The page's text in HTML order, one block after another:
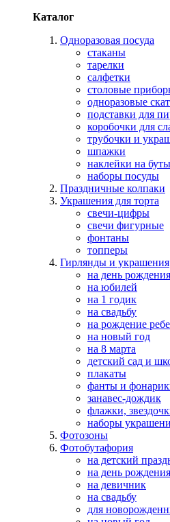
Каталог
Одноразовая посуда
стаканы
тарелки
салфетки
столовые
одноразовые
подставки для
коробочки для
трубочки и
шпажки
наклейки на
наборы посуды
Праздничные колпаки
Украшения для торта
свечи-цифры
свечи фигурные
фонтаны
топперы
Гирлянды и украшения
на день рождения
на юбилей
на 1 годик
на свадьбу
на рождение
на новый год
на 8 марта
детский сад и
плакаты
фанты и
занавес-дождик
флажки,
наборы
Фотозоны
Фотобутафория
на детский
на день рождения
на девичник
на свадьбу
для